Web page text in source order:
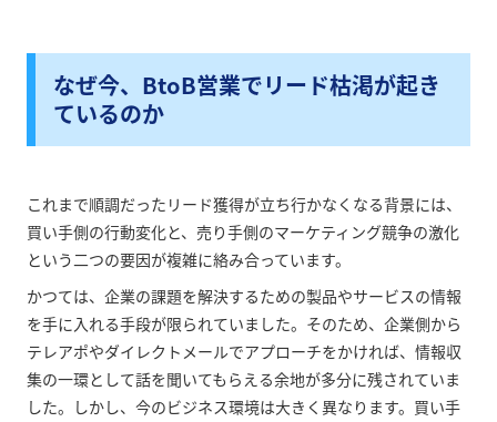
なぜ今、BtoB営業でリード枯渇が起き
ているのか
これまで順調だったリード獲得が立ち行かなくなる背景には、
買い手側の行動変化と、売り手側のマーケティング競争の激化
という二つの要因が複雑に絡み合っています。
かつては、企業の課題を解決するための製品やサービスの情報
を手に入れる手段が限られていました。そのため、企業側から
テレアポやダイレクトメールでアプローチをかければ、情報収
集の一環として話を聞いてもらえる余地が多分に残されていま
した。しかし、今のビジネス環境は大きく異なります。買い手